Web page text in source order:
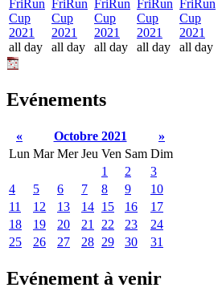
FriRun
Cup
2021
all day
FriRun
Cup
2021
all day
FriRun
Cup
2021
all day
FriRun
Cup
2021
all day
FriRun
Cup
2021
all day
Evénements
« Octobre 2021
»
Lun Mar Mer Jeu Ven Sam Dim
1
2
3
4
5 6 7 8 9
10
11
12 13 14 15 16
17
18
19 20 21 22 23
24
25
26 27 28 29 30 31
Evénement à venir